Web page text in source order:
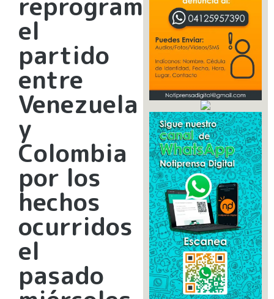
el
partido
entre
Venezuela
y
Colombia
por los
hechos
ocurridos
el
pasado